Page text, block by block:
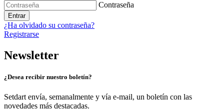
Contraseña
Entrar
¿Ha olvidado su contraseña?
Registrarse
Newsletter
¿Desea recibir nuestro boletín?
Setdart envía, semanalmente y vía e-mail, un boletín con las
novedades más destacadas.